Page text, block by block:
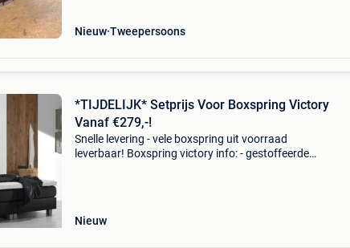
Nieuw Tweepersoons
*TIJDELIJK* Setprijs Voor Boxspring Victory
Vanaf €279,-!
Snelle levering - vele boxspring uit voorraad
leverbaar! Boxspring victory info: - gestoffeerde
Nieuw